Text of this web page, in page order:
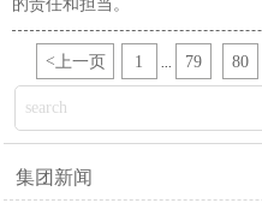
的责任和担当。
<上一页 1 ... 79 80
集团新闻